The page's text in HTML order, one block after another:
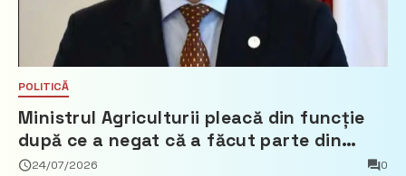
POLITICĂ
Ministrul Agriculturii pleacă din funcție
după ce a negat că a făcut parte din
Partidul Democrat
24/07/2026 0